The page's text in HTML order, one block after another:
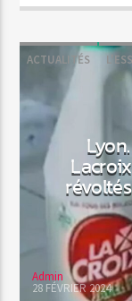
ACTUALITÉS
Admin
28 FÉVRIER 2024